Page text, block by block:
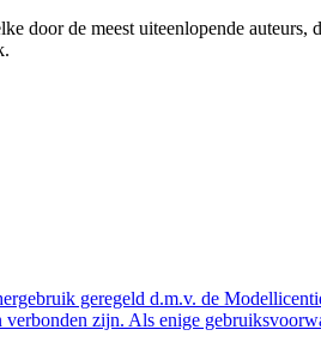
door de meest uiteenlopende
geregeld d.m.v. de
zijn. Als enige